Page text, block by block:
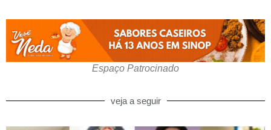
Espaço Patrocinado
veja a seguir